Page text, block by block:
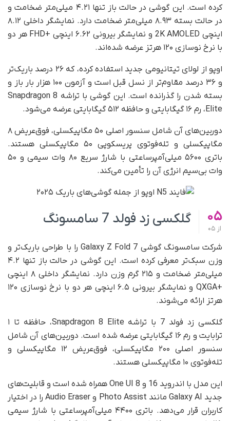
کرده است. این گوشی در حالت باز تنها ۴.۲۱ میلی‌متر ضخامت و
در حالت بسته ۸.۹۳ میلی‌متر ضخامت دارد. نمایشگر داخلی ۸.۱۲
اینچی 2K AMOLED و نمایشگر بیرونی ۶.۶۲ اینچی +FHD هر دو
با نرخ نوسازی ۱۲۰ هرتز عرضه شده‌اند.
اوپو از لولای تیتانیومی جدید استفاده کرده، که ۲۶ درصد باریک‌تر
و ۳۶ درصد مقاوم‌تر از نسل قبل است و آزمون ۱۰۰ هزار بار باز و
بسته شدن را گذرانده است. این گوشی با تراشه Snapdragon 8
Elite، رم ۱۶ گیگابایتی و حافظه ۵۱۲ گیگابایتی عرضه می‌شود.
دوربین‌های آن شامل سنسور اصلی ۵۰ مگاپیکسلی، فوق‌عریض ۸
مگاپیکسلی و تله‌فوتوی پریسکوپی ۵۰ مگاپیکسلی هستند.
باتری ۵۶۰۰ میلی‌آمپرساعتی با شارژ سریع ۸۰ وات سیمی و ۵۰
وات بی‌سیم انرژی آن را تأمین می‌کند.
05
از
گلکسی زد فولد 7 سامسونگ
شرکت سامسونگ گوشی Galaxy Z Fold 7 را با طراحی باریک‌تر و
وزن سبک‌تر معرفی کرده است. این گوشی در حالت باز تنها ۴.۲
میلی‌متر ضخامت و ۲۱۵ گرم وزن دارد. نمایشگر داخلی ۸ اینچی
+QXGA و نمایشگر بیرونی ۶.۵ اینچی هر دو با نرخ نوسازی ۱۲۰
هرتز ارائه می‌شوند.
گلکسی زد فولد 7 با تراشه Snapdragon 8 Elite، حافظه تا ۱
ترابایت و رم ۱۶ گیگابایتی عرضه شده است. دوربین‌های آن شامل
سنسور اصلی ۲۰۰ مگاپیکسلی، فوق‌عریض ۱۲ مگاپیکسلی و
تله‌فوتوی ۱۰ مگاپیکسلی هستند.
این مدل با اندروید 16 و One UI 8 همراه شده است و قابلیت‌های
جدید Galaxy AI مانند Photo Assist و Audio Eraser را در اختیار
کاربران قرار می‌دهد. باتری ۴۴۰۰ میلی‌آمپرساعتی با شارژ سیمی